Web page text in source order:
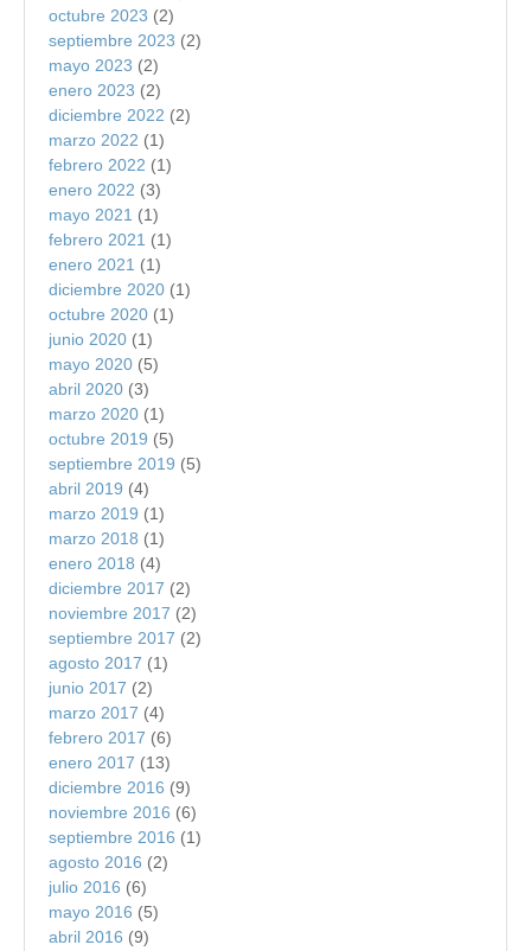
octubre 2023 (2)
septiembre 2023 (2)
mayo 2023 (2)
enero 2023 (2)
diciembre 2022 (2)
marzo 2022 (1)
febrero 2022 (1)
enero 2022 (3)
mayo 2021 (1)
febrero 2021 (1)
enero 2021 (1)
diciembre 2020 (1)
octubre 2020 (1)
junio 2020 (1)
mayo 2020 (5)
abril 2020 (3)
marzo 2020 (1)
octubre 2019 (5)
septiembre 2019 (5)
abril 2019 (4)
marzo 2019 (1)
marzo 2018 (1)
enero 2018 (4)
diciembre 2017 (2)
noviembre 2017 (2)
septiembre 2017 (2)
agosto 2017 (1)
junio 2017 (2)
marzo 2017 (4)
febrero 2017 (6)
enero 2017 (13)
diciembre 2016 (9)
noviembre 2016 (6)
septiembre 2016 (1)
agosto 2016 (2)
julio 2016 (6)
mayo 2016 (5)
abril 2016 (9)